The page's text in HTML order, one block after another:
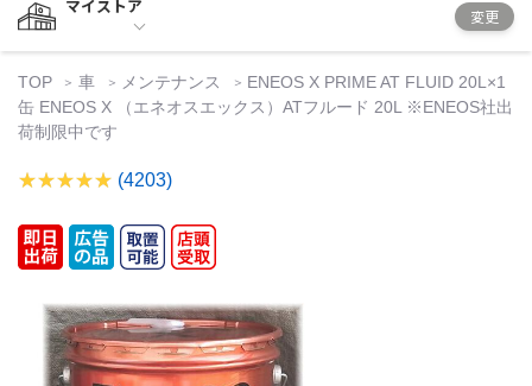
マイストア
変更
TOP 車 メンテナンス
ENEOS X PRIME AT FLUID 20L×1
缶 ENEOS X （エネオスエックス）ATフルード 20L ※ENEOS社出
荷制限中です
(4203)